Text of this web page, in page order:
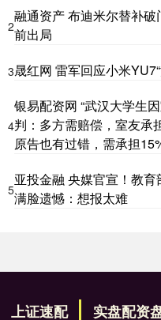
2
融通资产 布迪米尔替补
前出局
3晟红网 雷军回应小米
4
银易配资网 “武汉大学生
判：多方需赔偿，室友承
原告也有过错，需承担
5
亚投金融 央媒官宣！教
满脸遗憾：想报太难
上证速配 实盘配资